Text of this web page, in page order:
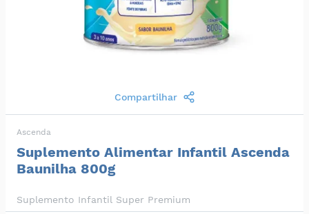
Compartilhar
Ascenda
Suplemento Alimentar Infantil Ascenda
Baunilha 800g
Suplemento Infantil Super Premium